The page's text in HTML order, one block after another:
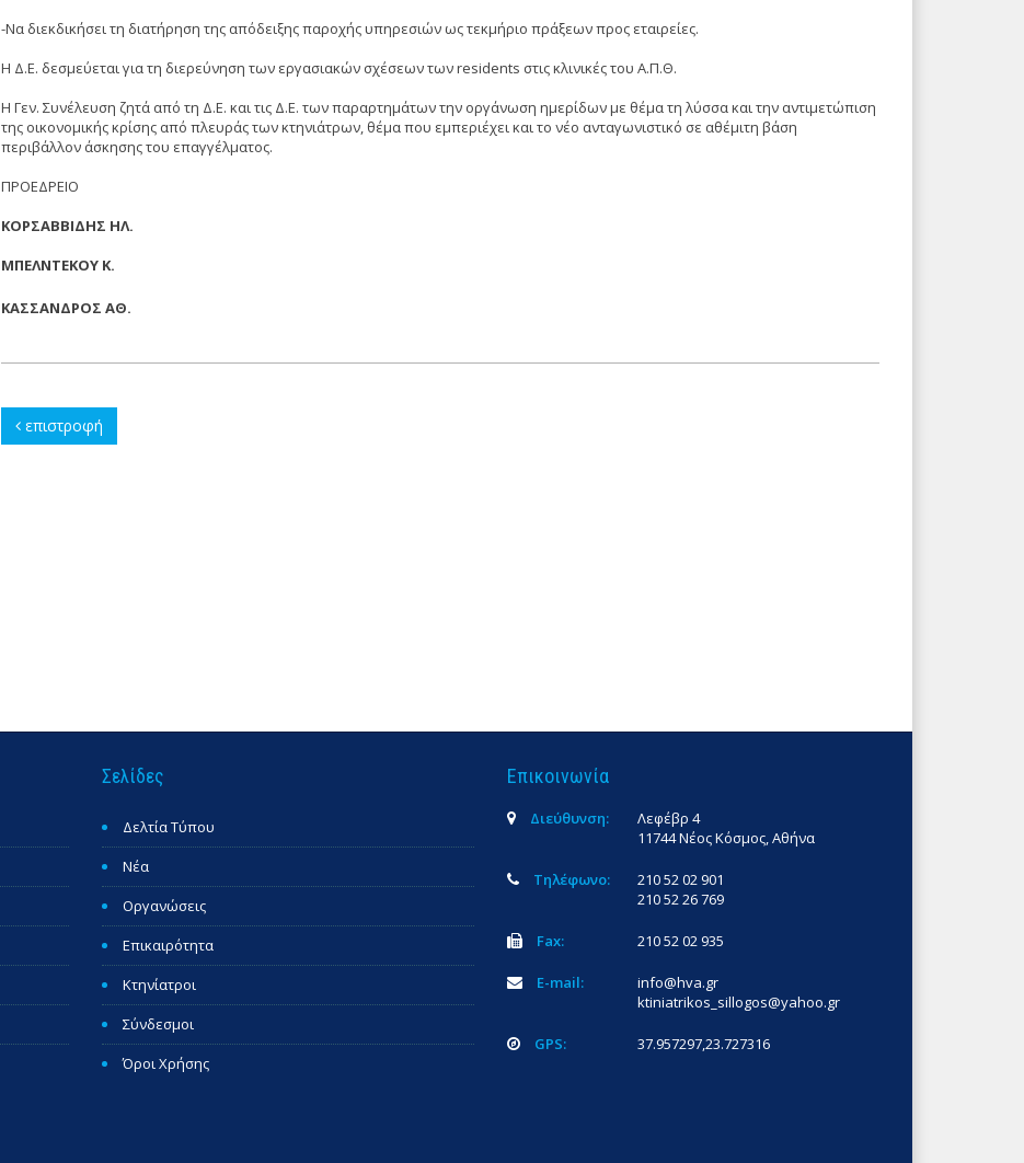
-Να διεκδικήσει τη διατήρηση της απόδειξης παροχής υπηρεσιών ως τεκμήριο πράξεων προς εταιρείες.
Η Δ.Ε. δεσμεύεται για τη διερεύνηση των εργασιακών σχέσεων των residents στις κλινικές του Α.Π.Θ.
Η Γεν. Συνέλευση ζητά από τη Δ.Ε. και τις Δ.Ε. των παραρτημάτων την οργάνωση ημερίδων με θέμα τη λύσσα και την αντιμετώπιση
της οικονομικής κρίσης από πλευράς των κτηνιάτρων, θέμα που εμπεριέχει και το νέο ανταγωνιστικό σε αθέμιτη βάση
περιβάλλον άσκησης του επαγγέλματος.
ΠΡΟΕΔΡΕΙΟ
ΚΟΡΣΑΒΒΙΔΗΣ ΗΛ.
ΜΠΕΛΝΤΕΚΟΥ Κ.
ΚΑΣΣΑΝΔΡΟΣ ΑΘ.
επιστροφή
Σελίδες
Δελτία Τύπου
Νέα
Οργανώσεις
Επικαιρότητα
Κτηνίατροι
Σύνδεσμοι
Όροι Χρήσης
Επικοινωνία
Διεύθυνση:
Λεφέβρ 4
11744 Νέος Κόσμος, Αθήνα
Τηλέφωνο:
210 52 02 901
210 52 26 769
Fax: 210 52 02 935
E-mail:
info@hva.gr
ktiniatrikos_sillogos@yahoo.gr
GPS: 37.957297,23.727316